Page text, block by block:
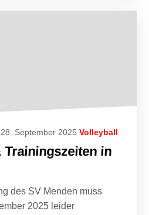
28. September 2025 Volleyball
Trainingszeiten in
des SV Menden muss
2025 leider